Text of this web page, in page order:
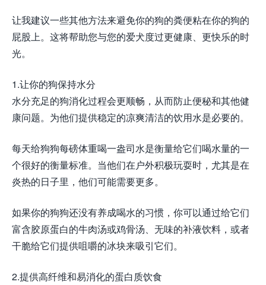
让我建议一些其他方法来避免你的狗的粪便粘在你的狗的
屁股上。这将帮助您与您的爱犬度过更健康、更快乐的时
光。
1.让你的狗保持水分
水分充足的狗消化过程会更顺畅，从而防止便秘和其他健
康问题。为他们提供稳定的凉爽清洁的饮用水是必要的。
每天给狗狗每磅体重喝一盎司水是衡量给它们喝水量的一
个很好的衡量标准。当他们在户外积极玩耍时，尤其是在
炎热的日子里，他们可能需要更多。
如果你的狗狗还没有养成喝水的习惯，你可以通过给它们
富含胶原蛋白的牛肉汤或鸡骨汤、无味的补液饮料，或者
干脆给它们提供咀嚼的冰块来吸引它们。
2.提供高纤维和易消化的蛋白质饮食